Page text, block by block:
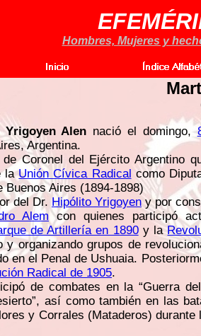
Hombres, Mujeres y
Alen nació el domingo,
Argentina.
Coronel del Ejército Argentino
laUnión Cívica Radical como
Buenos Aires (1894-1898)
del Dr. Hipólito Yrigoyen y por
Alem con quienes participó
de Artillería en 1890y la
y organizando grupos de
en el Penal de Ushuaia.
Radical de 1905.
de combates en la “Guerra
así como también en las
y Corrales (Mataderos) durante